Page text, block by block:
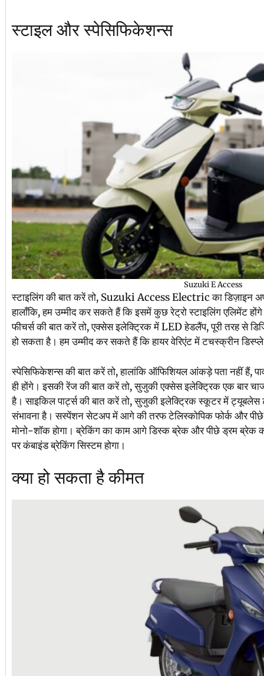
स्टाइल और स्पेसिफिकेशन्स
Suzuki E Access
स्टाइलिंग की बात करें तो, Suzuki Access Electric का डिज़ाइन
हालाँकि, हम उम्मीद कर सकते हैं कि इसमें कुछ रेट्रो स्टाइलिंग एलिमेंट
फीचर्स की बात करें तो, एक्सेस इलेक्ट्रिक में LED हेडलैंप, पूरी तरह से
हो सकता है। हम उम्मीद कर सकते हैं कि हायर वेरिएंट में टचस्क्रीन
स्पेसिफिकेशन्स की बात करें तो, हालांकि ऑफिशियल आंकड़े पता नहीं हैं,
ही होंगे। इसकी रेंज की बात करें तो, सुजुकी एक्सेस इलेक्ट्रिक एक बार
है। साइकिल पार्ट्स की बात करें तो, सुजुकी इलेक्ट्रिक स्कूटर में ट्यूबलेस
संभावना है। सस्पेंशन सेटअप में आगे की तरफ टेलिस्कोपिक फोर्क और
मोनो-शॉक होगा। ब्रेकिंग का काम आगे डिस्क ब्रेक और पीछे ड्रम ब्रेक
पर कंबाइंड ब्रेकिंग सिस्टम होगा।
क्या हो सकता है कीमत